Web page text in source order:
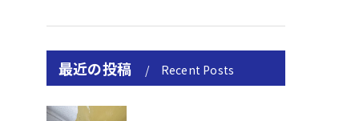
最近の投稿 Recent Posts